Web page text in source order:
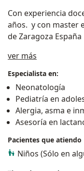
Con experiencia
años. y con master
de Zaragoza España
ver más
Especialista en:
Neonatología
Pediatría en
Alergia, asma e
Asesoría en
Pacientes que atiendo
Niños (Sólo en